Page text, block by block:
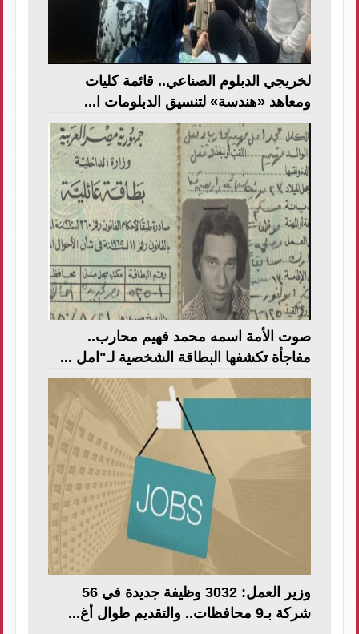
لخريجي الدبلوم الصناعي.. قائمة كليات
ومعاهد «هندسة» لتنسيق الدبلومات ا...
صوت الأمة اسمه محمد فهيم محارب..
مفاجأة تكشفها البطاقة الشخصية لـ"امل ...
وزير العمل: 3032 وظيفة جديدة في 56
شركة بـ9 محافظات.. والتقديم طوال أغ...